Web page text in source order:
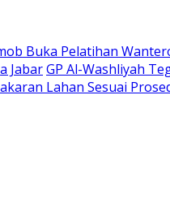
Buka Pelatihan
JabarGP Al-Washliyah
Lahan Sesuai